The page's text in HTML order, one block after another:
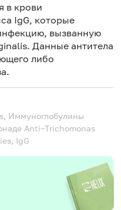
в крови
IgG, которые
вызванную
Данные антитела
либо
Иммуноглобулины
Anti–Trichomonas
IgG